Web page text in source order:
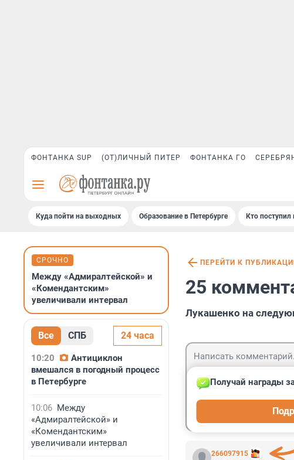
ФОНТАНКА SUP (ОТ)ЛИЧНЫЙ ПИТЕР ФОНТАНКА ГО
Куда пойти на выходных Образование в Петербурге Кто поступил
СРОЧНО
Между «Адмиралтейской» и
«Комендантским»
увеличивали интервал
Все СПБ 24 часа
10:20
Антициклон
вмешался в погодный процесс
в Петербурге
10:06 Между
«Адмиралтейской» и
«Комендантским»
увеличивали интервал
ПЕРЕЙТИ К
25
Лукашенко на
266097915
Получай награды